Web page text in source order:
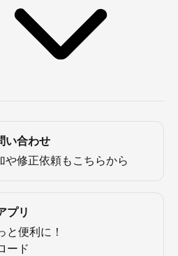
い合わせ
や修正依頼もこちらから
プリ
と便利に！
ード